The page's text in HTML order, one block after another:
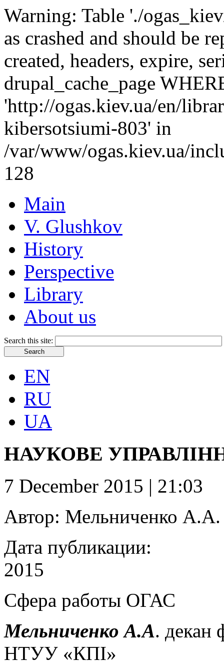
Warning: Table './
as crashed and should be
created, headers, expire,
drupal_cache_page
'http://ogas.kiev.ua/en/
kibersotsiumi-803' in
/var/www/ogas.kiev.ua/
128
Main
V. Glushkov
History
Perspective
Library
About us
Search this site:
EN
RU
UA
НАУКОВЕ
7 December 2015 | 21:03
Автор: Мельниченко А.А.
Дата публикации:
2015
Сфера работы ОГАС
Мельниченко А.А. декан
НТУУ «КПІ»